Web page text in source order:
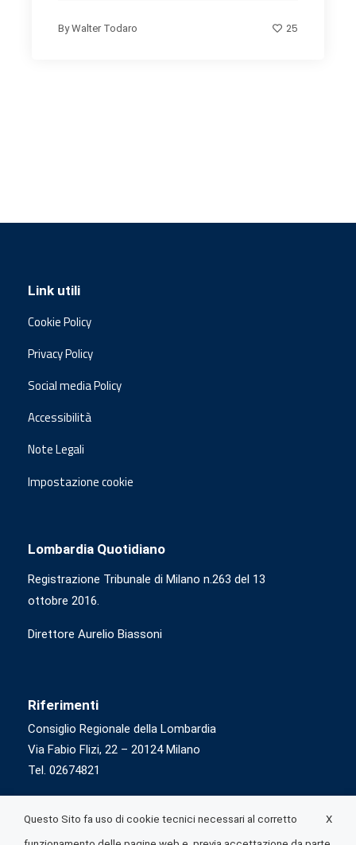
ByWalter Todaro 25
Link utili
Cookie Policy
Privacy Policy
Social media Policy
Accessibilità
Note Legali
Impostazione cookie
Lombardia Quotidiano
Registrazione Tribunale di Milano n.263 del 13
ottobre 2016.
Direttore Aurelio Biassoni
Riferimenti
Consiglio Regionale della Lombardia
Via Fabio Flizi, 22 – 20124 Milano
Tel. 02674821
X
Questo Sito fa uso di cookie tecnici necessari al corretto